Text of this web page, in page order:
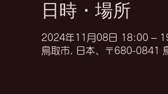
日時・場所
2024年11月08日 18:00 –
鳥取市, 日本、〒680-0841